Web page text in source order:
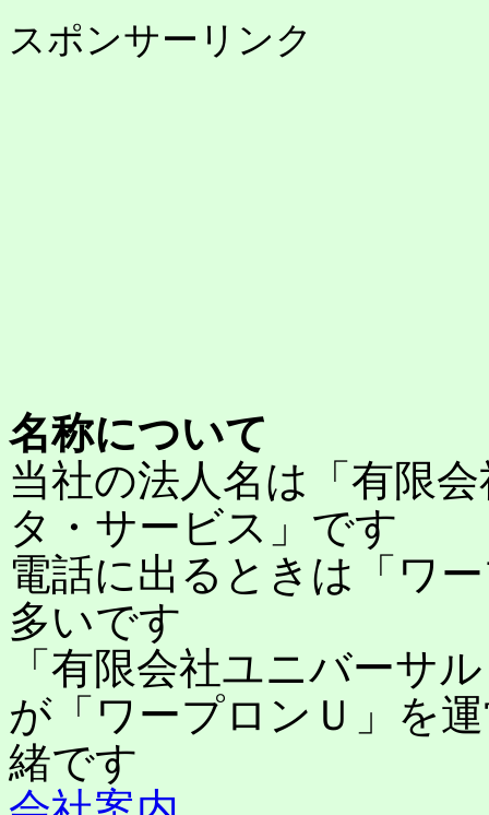
スポンサーリンク
名称について
当社の法人名は「有限
タ・サービス」です
電話に出るときは「ワ
多いです
「有限会社ユニバーサ
が「ワープロンＵ」を
緒です